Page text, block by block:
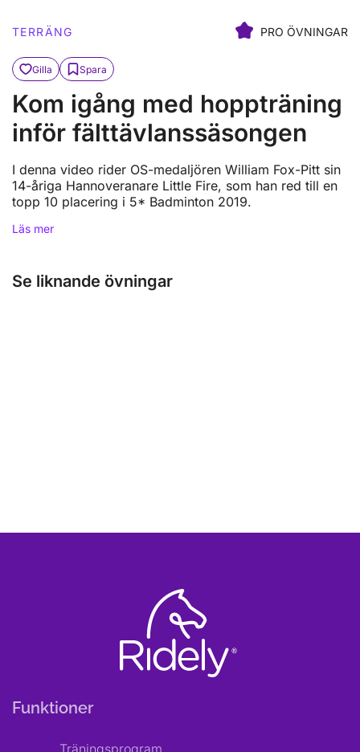
TERRÄNG PRO ÖVNINGAR
Gilla Spara
Kom igång med hoppträning
inför fälttävlanssäsongen
I denna video rider OS-medaljören William Fox-Pitt sin
14-åriga Hannoveranare Little Fire, som han red till en
topp 10 placering i 5* Badminton 2019.
Läs mer
Se liknande övningar
Funktioner